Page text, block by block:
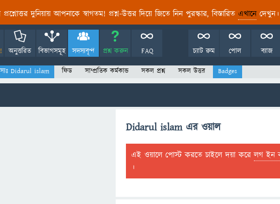
প্রশ্নোত্তর দুনিয়ায় আপনাকে স্বাগতম! প্রশ্ন-উত্তর দিয়ে জিতে নিন পুরস্কার, বিস্তারিত এখানেদেখুন।
অনুত্তরিত বিভাগসমূহ সদস্যবৃন্দ প্রশ্ন করুন FAQ ব্যাজ
পোল
চ্যাট রুম
Didarul islam ফিড সাম্প্রতিক কর্মকান্ড সকল প্রশ্ন সকল উত্তর Badges
Didarul islam এর ওয়াল
এই ওয়ালে পোস্ট করতে চাইলে দয়া করেলগ
।